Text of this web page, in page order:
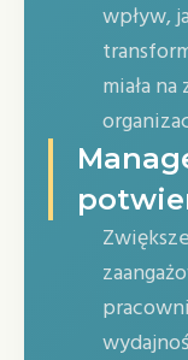
wpływ,
miała na